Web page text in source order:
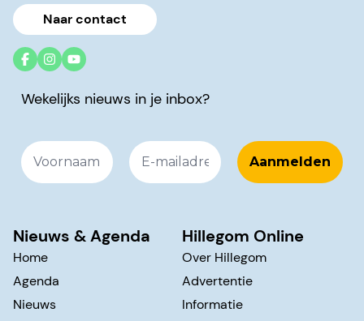
Naar contact
Wekelijks nieuws in je inbox?
Nieuws & Agenda
Home
Agenda
Nieuws
Hillegom Online
Over Hillegom
Advertentie
Informatie